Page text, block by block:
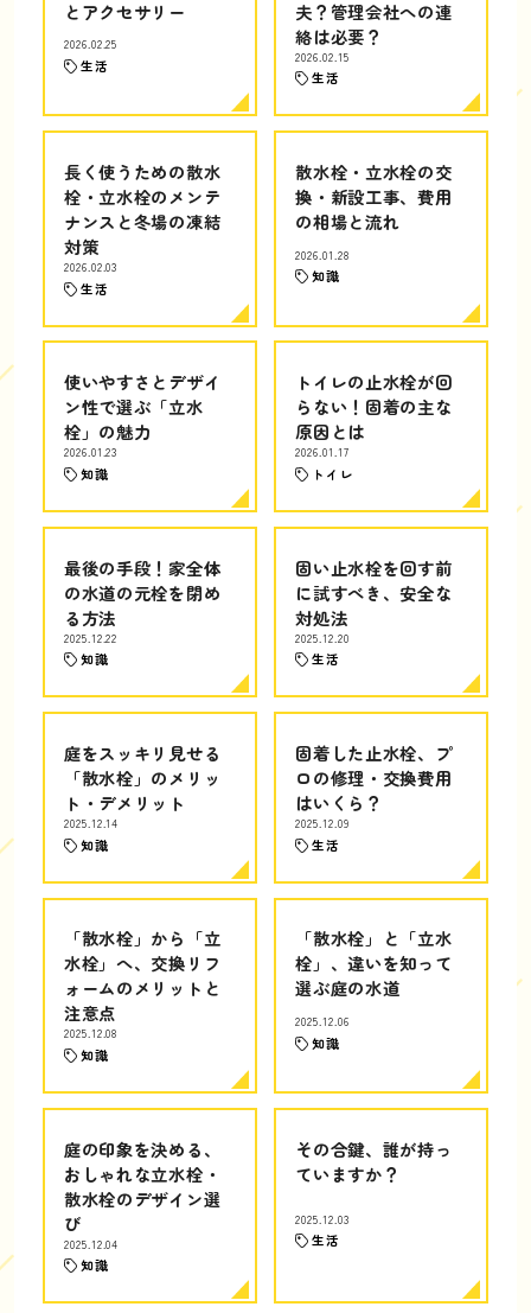
とアクセサリー
2026.02.25
生活
夫？管理会社への連
絡は必要？
2026.02.15
生活
長く使うための散水
栓・立水栓のメンテ
ナンスと冬場の凍結
対策
2026.02.03
生活
散水栓・立水栓の交
換・新設工事、費用
の相場と流れ
2026.01.28
知識
使いやすさとデザイ
ン性で選ぶ「立水
栓」の魅力
2026.01.23
知識
トイレの止水栓が回
らない！固着の主な
原因とは
2026.01.17
トイレ
最後の手段！家全体
の水道の元栓を閉め
る方法
2025.12.22
知識
固い止水栓を回す前
に試すべき、安全な
対処法
2025.12.20
生活
庭をスッキリ見せる
「散水栓」のメリッ
ト・デメリット
2025.12.14
知識
固着した止水栓、プ
ロの修理・交換費用
はいくら？
2025.12.09
生活
「散水栓」から「立
水栓」へ、交換リフ
ォームのメリットと
注意点
2025.12.08
知識
「散水栓」と「立水
栓」、違いを知って
選ぶ庭の水道
2025.12.06
知識
庭の印象を決める、
おしゃれな立水栓・
散水栓のデザイン選
び
2025.12.04
知識
その合鍵、誰が持っ
ていますか？
2025.12.03
生活